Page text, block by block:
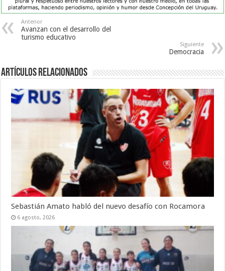
Anterior
Avanzan con el desarrollo del
turismo educativo
Siguiente
Democracia
Artículos Relacionados
Sebastián Amato habló del nuevo desafío con Rocamora
6 agosto, 2026